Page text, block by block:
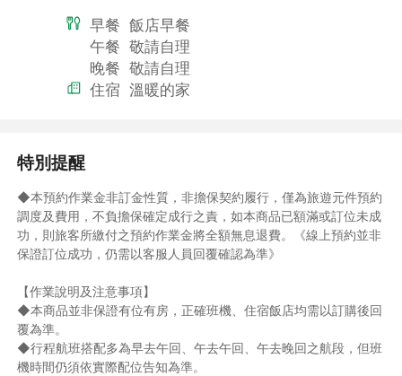
早餐 飯店早餐
午餐 敬請自理
晚餐 敬請自理
住宿 溫暖的家
特別提醒
◆本預約作業金非訂金性質，非擔保契約履行，僅為旅遊元件預約
調度及費用，不負擔保確定成行之責，如本商品已額滿或訂位未成
功，則旅客所繳付之預約作業金將全額無息退費。《線上預約並非
保證訂位成功，仍需以客服人員回覆確認為準》
【作業說明及注意事項】
◆本商品並非保證有位有房，正確班機、住宿飯店均需以訂購後回
覆為準。
◆行程航班搭配多為早去午回、午去午回、午去晚回之航段，但班
機時間仍須依實際配位告知為準。